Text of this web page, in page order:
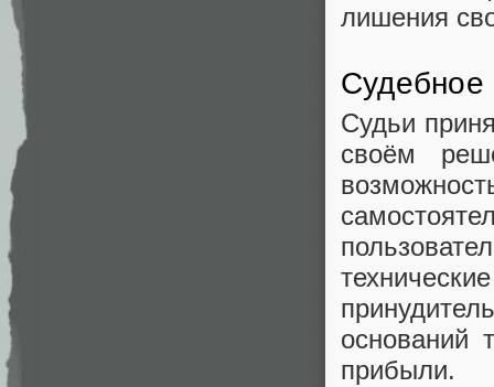
лишения
Судьи
своём
оснований
прибыли.